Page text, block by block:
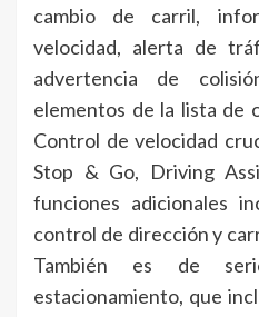
cambio de carril,
velocidad, alerta de
advertencia de
elementos de la lista de
Control de velocidad
Stop & Go, Driving
funciones adicionales
control de dirección y
También es de
estacionamiento, que